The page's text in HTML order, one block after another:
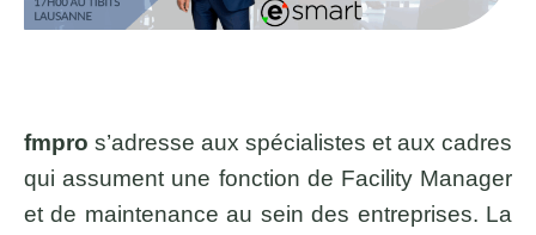
fmpro s’adresse aux spécialistes et aux cadres
qui assument une fonction de Facility Manager
et de maintenance au sein des entreprises. La